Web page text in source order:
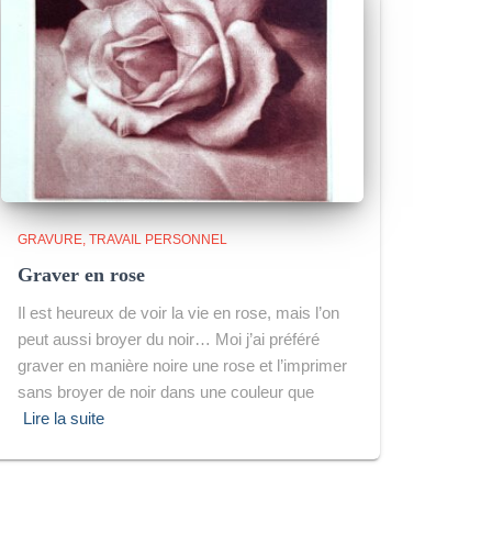
GRAVURE TRAVAIL PERSONNEL
Graver en rose
Il est heureux de voir la vie en rose, mais l’on
peut aussi broyer du noir… Moi j’ai préféré
graver en manière noire une rose et l’imprimer
sans broyer de noir dans une couleur que
Lire la suite